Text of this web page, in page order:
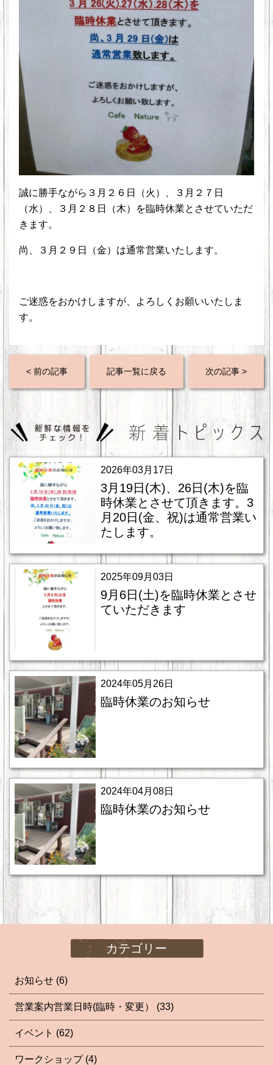
誠に勝手ながら３月２６日（火）、３月２７日
（水）、３月２８日（木）を臨時休業とさせていただ
きます。
尚、３月２９日（金）は通常営業いたします。
ご迷惑をおかけしますが、よろしくお願いいたしま
す。
< 前の記事 記事一覧に戻る 次の記事 >
2026年03月17日
3月19日(木)、26日(木)を臨
時休業とさせて頂きます。3
月20日(金、祝)は通常営業い
たします。
2025年09月03日
9月6日(土)を臨時休業とさせ
ていただきます
2024年05月26日
臨時休業のお知らせ
2024年04月08日
臨時休業のお知らせ
カテゴリー
お知らせ (6)
営業案内営業日時(臨時・変更） (33)
イベント (62)
ワークショップ (4)